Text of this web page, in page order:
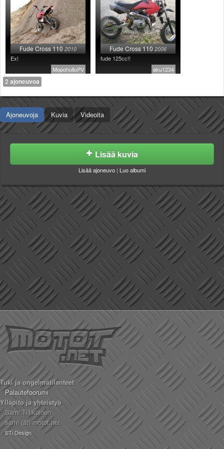
Säännöt ja ohjeet
Uudet ajoneuvot
Uudet kuvat
Uudet videot
Uudet kommentit
Haku
Ajoneuvot
Osat
TIETOPANKKI
ACS 2015 kuvia
Lisää uusi tapahtuma
UUTISET
SÄÄ
Valitse paikkakunta
Helsingin sää
Tampereen sää
Turun sää
Oulun sää
Kuopion sää
Rovaniemen sää
MUUT
VIP-jäsenyys
Paidat ja vaatteet
Suunnittele oma paita
Mainostus
Palaute
Kevytversio
Fude Cross 1102010
Ex!
MopohulluPV
Fude Cross 1102006
fude 125cc!!
aku1234
2 ajoneuvoa
Ajoneuvoja Kuvia Videoita
Lisää kuvia
Lisää ajoneuvo | Luo albumi
Tuki ja ongelmatilanteet
Palautefoorumi
Ylläpito ja yhteistyö
Sami Tiilikainen
sami (ät) motot.net
STi Design